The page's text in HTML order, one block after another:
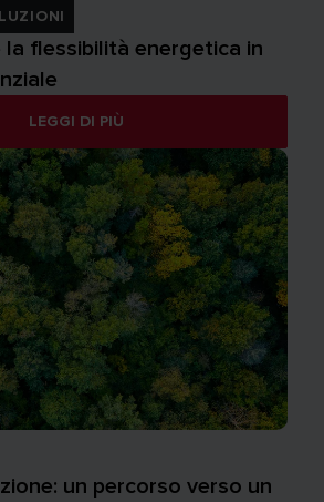
la flessibilità energetica in
LEGGI DI PIÙ
un percorso verso un